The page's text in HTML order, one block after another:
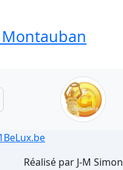
Réalisé par J-M Simon